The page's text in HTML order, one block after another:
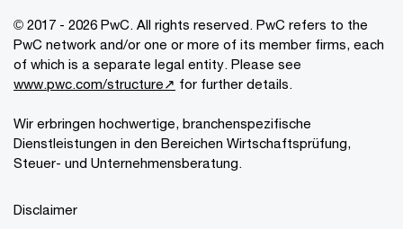
© 2017 - 2026 PwC. All rights reserved. PwC refers to the
PwC network and/or one or more of its member firms, each
of which is a separate legal entity. Please see
www.pwc.com/structure↗ for further details.
Wir erbringen hochwertige, branchenspezifische
Dienstleistungen in den Bereichen Wirtschaftsprüfung,
Steuer- und Unternehmensberatung.
Disclaimer